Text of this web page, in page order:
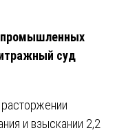
промышленных
суд
и взыскании 2,2